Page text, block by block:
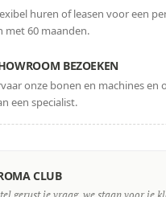
huren of leasen voor een
met 60 maanden.
BEZOEKEN
onze bonen en machines en
een specialist.
CLUB